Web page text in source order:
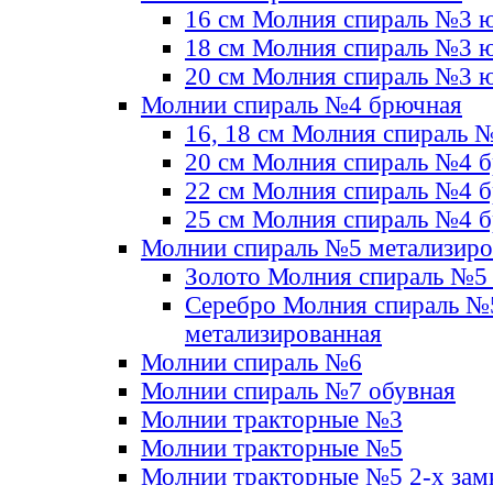
16 см Молния спираль №3
18 см Молния спираль №3
20 см Молния спираль №3
Молнии спираль №4 брючная
16, 18 см Молния спираль
20 см Молния спираль №4
22 см Молния спираль №4
25 см Молния спираль №4
Молнии спираль №5
Золото Молния спираль №5
Серебро Молния спираль
метализированная
Молнии спираль №6
Молнии спираль №7 обувная
Молнии тракторные №3
Молнии тракторные №5
Молнии тракторные №5 2-х